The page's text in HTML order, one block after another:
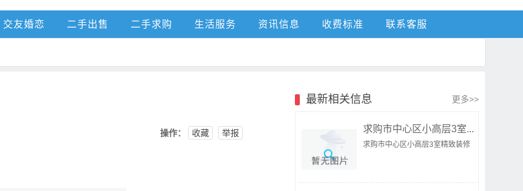
交友婚恋 二手出售 二手求购 生活服务 资讯信息 收费标准 联系客服
操作： 收藏 举报
最新相关信息 更多>>
求购市中心区小高层3室...
求购市中心区小高层3室精致装修